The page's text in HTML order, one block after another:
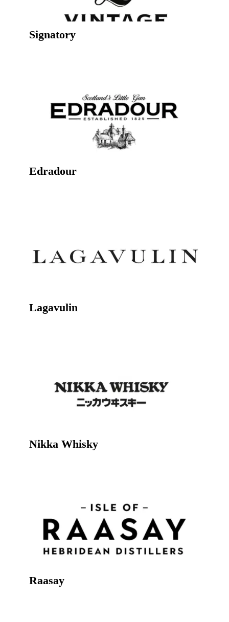
Signatory
Edradour
Lagavulin
Nikka Whisky
Raasay